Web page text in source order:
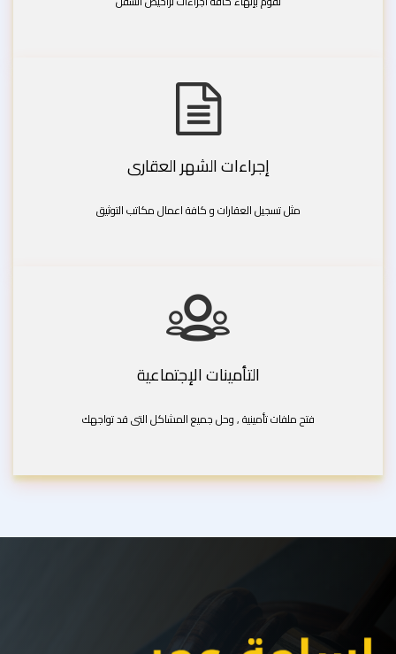
إجراءات الشهر العقارى
مثل تسجيل العقارات و كافة اعمال مكاتب التوثيق
التأمينات الإجتماعية
فتح ملفات تأمينية , وحل جميع المشاكل التى قد تواجهك